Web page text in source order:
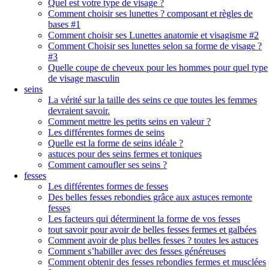
Quel est votre type de visage ?
Comment choisir ses lunettes ? composant et règles de
bases #1
Comment choisir ses Lunettes anatomie et visagisme #2
Comment Choisir ses lunettes selon sa forme de visage ?
#3
Quelle coupe de cheveux pour les hommes pour quel type
de visage masculin
seins
La vérité sur la taille des seins ce que toutes les femmes
devraient savoir.
Comment mettre les petits seins en valeur ?
Les différentes formes de seins
Quelle est la forme de seins idéale ?
astuces pour des seins fermes et toniques
Comment camoufler ses seins ?
fesses
Les différentes formes de fesses
Des belles fesses rebondies grâce aux astuces remonte
fesses
Les facteurs qui déterminent la forme de vos fesses
tout savoir pour avoir de belles fesses fermes et galbées
Comment avoir de plus belles fesses ? toutes les astuces
Comment s’habiller avec des fesses généreuses
Comment obtenir des fesses rebondies fermes et musclées